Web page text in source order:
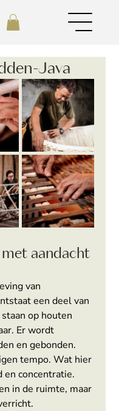
Java
aandacht
van
een deel van
op houten
Er wordt
en gebonden.
tempo. Wat hier
en concentratie.
in de ruimte, maar